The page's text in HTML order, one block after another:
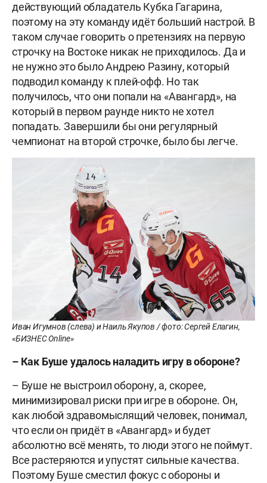
действующий обладатель Кубка Гагарина,
поэтому на эту команду идёт больший настрой. В
таком случае говорить о претензиях на первую
строчку на Востоке никак не приходилось. Да и
не нужно это было Андрею Разину, который
подводил команду к плей-офф. Но так
получилось, что они попали на «Авангард», на
который в первом раунде никто не хотел
попадать. Завершили бы они регулярный
чемпионат на второй строчке, было бы легче.
Иван Игумнов (слева) и Наиль Якупов / фото: Сергей Елагин,
«БИЗНЕС Online»
– Как Бушеудалось наладить игру вобороне?
– Буше не выстроил оборону, а, скорее,
минимизировал риски при игре в обороне. Он,
как любой здравомыслящий человек, понимал,
что если он придёт в «Авангард» и будет
абсолютно всё менять, то люди этого не поймут.
Все растеряются и упустят сильные качества.
Поэтому Буше сместил фокус с обороны и